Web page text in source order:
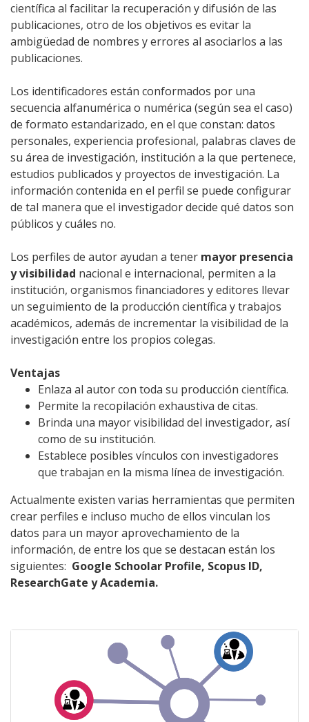
científica al facilitar la recuperación y difusión de las
publicaciones, otro de los objetivos es evitar la
ambigüedad de nombres y errores al asociarlos a las
publicaciones.
Los identificadores están conformados por una
secuencia alfanumérica o numérica (según sea el caso)
de formato estandarizado, en el que constan: datos
personales, experiencia profesional, palabras claves de
su área de investigación, institución a la que pertenece,
estudios publicados y proyectos de investigación. La
información contenida en el perfil se puede configurar
de tal manera que el investigador decide qué datos son
públicos y cuáles no.
Los perfiles de autor ayudan a tener mayor presencia
y visibilidad nacional e internacional, permiten a la
institución, organismos financiadores y editores llevar
un seguimiento de la producción científica y trabajos
académicos, además de incrementar la visibilidad de la
investigación entre los propios colegas.
Ventajas
Enlaza al autor con toda su producción científica.
Permite la recopilación exhaustiva de citas.
Brinda una mayor visibilidad del investigador, así
como de su institución.
Establece posibles vínculos con investigadores
que trabajan en la misma línea de investigación.
Actualmente existen varias herramientas que permiten
crear perfiles e incluso mucho de ellos vinculan los
datos para un mayor aprovechamiento de la
información, de entre los que se destacan están los
siguientes: Google Schoolar Profile, Scopus ID,
ResearchGate y Academia.